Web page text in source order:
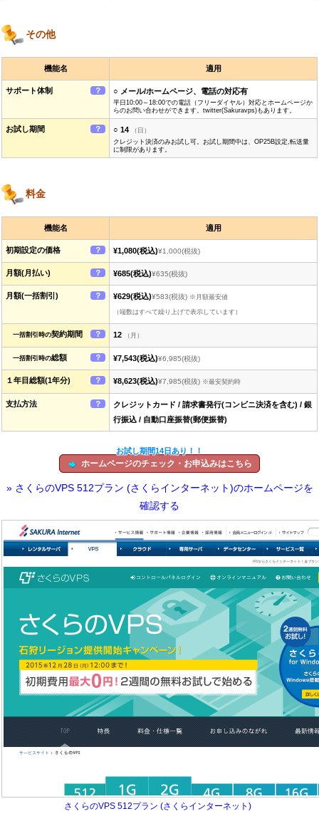
その他
機能名 適用
サポート体制 ？ ○ メール/ホームページ、電話の対応有
平日10:00～18:00での電話（フリーダイヤル）対応とホームページか
らのお問い合わせができます。twitter(Sakuravps)もあります。
お試し期間 ？ ○ 14
（日）
クレジット決済のみお試し可。お試し期間中は、OP25B設定,転送量
に制限があります。
料金
機能名 適用
初期設定の価格 ？ ¥1,080(税込)¥1,000(税抜)
月額(月払い) ？ ¥685(税込)¥635(税抜)
月額(一括割引) ？ ¥629(税込)¥583(税抜) ※月額最安値
（端数はすべて繰り上げで表示しています）
一括割引時の契約期間 ？ 12 （月）
一括割引時の総額 ？ ¥7,543(税込)¥6,985(税抜)
１年目総額(1年分) ？ ¥8,623(税込)¥7,985(税抜) ※最安契約時
支払方法 ？
クレジットカード / 請求書発行(コンビニ決済を含む) / 銀
行振込 / 自動口座振替(郵便振替)
お試し期間14日あり！！
ホームページのチェック・お申込みはこちら
» さくらのVPS 512プラン (さくらインターネット)のホームページを
確認する
さくらのVPS 512プラン (さくらインターネット)